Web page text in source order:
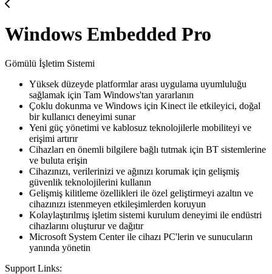
Windows Embedded Pro
Gömülü İşletim Sistemi
Yüksek düzeyde platformlar arası uygulama uyumluluğu
sağlamak için Tam Windows'tan yararlanın
Çoklu dokunma ve Windows için Kinect ile etkileyici, doğal
bir kullanıcı deneyimi sunar
Yeni güç yönetimi ve kablosuz teknolojilerle mobiliteyi ve
erişimi artırır
Cihazları en önemli bilgilere bağlı tutmak için BT sistemlerine
ve buluta erişin
Cihazınızı, verilerinizi ve ağınızı korumak için gelişmiş
güvenlik teknolojilerini kullanın
Gelişmiş kilitleme özellikleri ile özel geliştirmeyi azaltın ve
cihazınızı istenmeyen etkileşimlerden koruyun
Kolaylaştırılmış işletim sistemi kurulum deneyimi ile endüstri
cihazlarını oluşturur ve dağıtır
Microsoft System Center ile cihazı PC'lerin ve sunucuların
yanında yönetin
Support Links: